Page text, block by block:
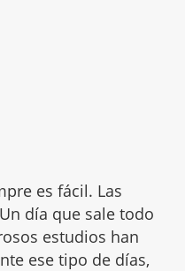
es fácil. Las
día que sale todo
estudios han
ese tipo de días,